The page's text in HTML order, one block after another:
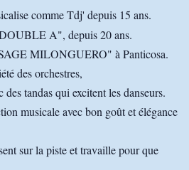
comme Tdj' depuis 15 ans.
A", depuis 20 ans.
MILONGUERO" à Panticosa.
des orchestres,
tandas qui excitent les danseurs.
musicale avec bon goût et élégance
sur la piste et travaille pour que